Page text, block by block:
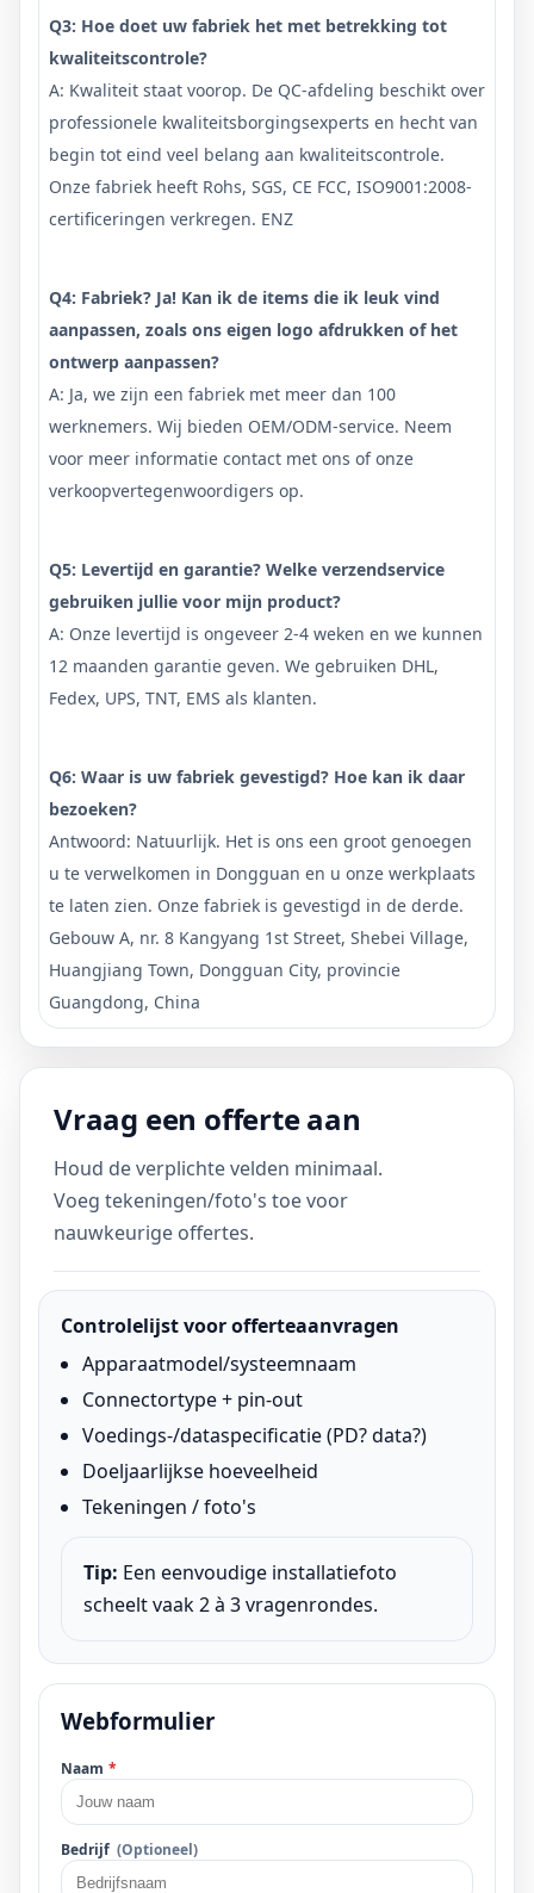
Q3: Hoe doet uw fabriek het met betrekking tot
kwaliteitscontrole?
A: Kwaliteit staat voorop. De QC-afdeling beschikt over
professionele kwaliteitsborgingsexperts en hecht van
begin tot eind veel belang aan kwaliteitscontrole.
Onze fabriek heeft Rohs, SGS, CE FCC, ISO9001:2008-
certificeringen verkregen. ENZ
Q4: Fabriek? Ja! Kan ik de items die ik leuk vind
aanpassen, zoals ons eigen logo afdrukken of het
ontwerp aanpassen?
A: Ja, we zijn een fabriek met meer dan 100
werknemers. Wij bieden OEM/ODM-service. Neem
voor meer informatie contact met ons of onze
verkoopvertegenwoordigers op.
Q5: Levertijd en garantie? Welke verzendservice
gebruiken jullie voor mijn product?
A: Onze levertijd is ongeveer 2-4 weken en we kunnen
12 maanden garantie geven. We gebruiken DHL,
Fedex, UPS, TNT, EMS als klanten.
Q6: Waar is uw fabriek gevestigd? Hoe kan ik daar
bezoeken?
Antwoord: Natuurlijk. Het is ons een groot genoegen
u te verwelkomen in Dongguan en u onze werkplaats
te laten zien. Onze fabriek is gevestigd in de derde.
Gebouw A, nr. 8 Kangyang 1st Street, Shebei Village,
Huangjiang Town, Dongguan City, provincie
Guangdong, China
Vraag een offerte aan
Houd de verplichte velden minimaal.
Voeg tekeningen/foto's toe voor
nauwkeurige offertes.
Controlelijst voor offerteaanvragen
Apparaatmodel/systeemnaam
Connectortype + pin-out
Voedings-/dataspecificatie (PD? data?)
Doeljaarlijkse hoeveelheid
Tekeningen / foto's
Tip: Een eenvoudige installatiefoto
scheelt vaak 2 à 3 vragenrondes.
Webformulier
Naam *
Bedrijf (Optioneel)